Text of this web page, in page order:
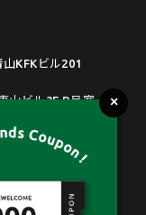
KFKビル201
山ビル3F B号室
ビル6F
マリンビルB002